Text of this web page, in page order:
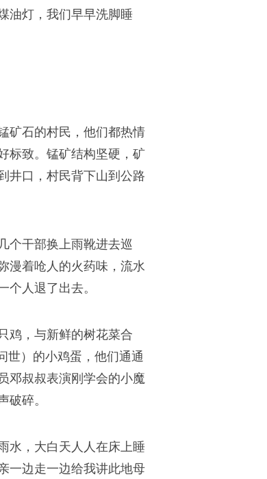
油灯，我们早早洗脚睡
矿石的村民，他们都热情
标致。锰矿结构坚硬，矿
井口，村民背下山到公路
个干部换上雨靴进去巡
漫着呛人的火药味，流水
人退了出去。
鸡，与新鲜的树花菜合
世）的小鸡蛋，他们通通
邓叔叔表演刚学会的小魔
破碎。
水，大白天人人在床上睡
一边走一边给我讲此地母